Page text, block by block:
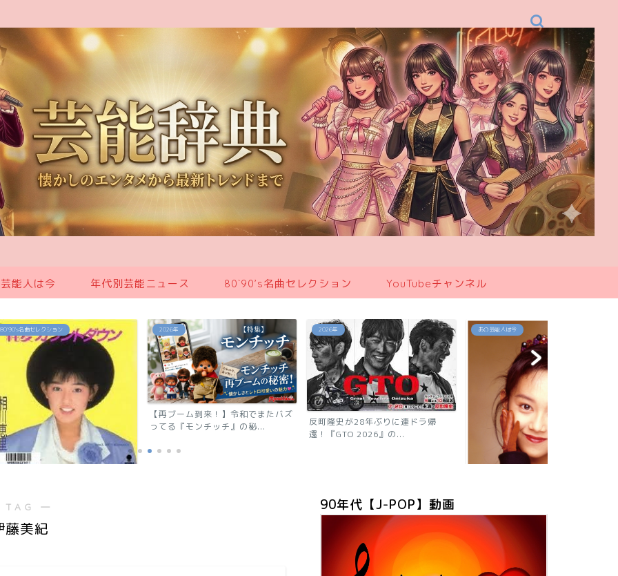
能人は今 年代別芸能ニュース 80`90’s名曲セレクション YouTubeチャンネル
2026年
【再ブーム到来！】令和でまたバズ
ってる『モンチッチ』の秘...
2026年
反町隆史が28年ぶりに連ドラ帰
還！『GTO 2026』の...
あの芸能人は今
「浅香唯の現在は？旦那も子供も芸
能人！有名グループ全員が...
―
藤美紀
90年代【J-POP】動画